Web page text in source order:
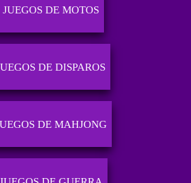
JUEGOS DE MOTOS
DE DISPAROS
DE MAHJONG